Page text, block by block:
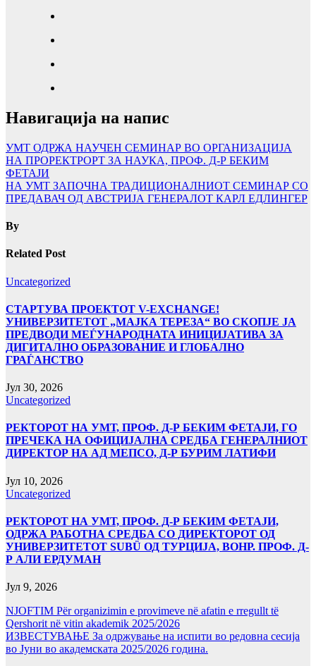
Навигација на напис
УМТ ОДРЖА НАУЧЕН СЕМИНАР ВО ОРГАНИЗАЦИЈА
НА ПРОРЕКТРОРТ ЗА НАУКА, ПРОФ. Д-Р БЕКИМ
ФЕТАЈИ
НА УМТ ЗАПОЧНА ТРАДИЦИОНАЛНИОТ СЕМИНАР СО
ПРЕДАВАЧ ОД АВСТРИЈА ГЕНЕРАЛОТ КАРЛ ЕДЛИНГЕР
By
Related Post
Uncategorized
СТАРТУВА ПРОЕКТОТ V-EXCHANGE!
УНИВЕРЗИТЕТОТ „МАЈКА ТЕРЕЗА“ ВО СКОПЈЕ ЈА
ПРЕДВОДИ МЕЃУНАРОДНАТА ИНИЦИЈАТИВА ЗА
ДИГИТАЛНО ОБРАЗОВАНИЕ И ГЛОБАЛНО
ГРАЃАНСТВО
Јул 30, 2026
Uncategorized
РЕКТОРОТ НА УМТ, ПРОФ. Д-Р БЕКИМ ФЕТАЈИ, ГО
ПРЕЧЕКА НА ОФИЦИЈАЛНА СРЕДБА ГЕНЕРАЛНИОТ
ДИРЕКТОР НА АД МЕПСО, Д-Р БУРИМ ЛАТИФИ
Јул 10, 2026
Uncategorized
РЕКТОРОТ НА УМТ, ПРОФ. Д-Р БЕКИМ ФЕТАЈИ,
ОДРЖА РАБОТНА СРЕДБА СО ДИРЕКТОРОТ ОД
УНИВЕРЗИТЕТОТ SUBÜ ОД ТУРЦИЈА, ВОНР. ПРОФ. Д-
Р АЛИ ЕРДУМАН
Јул 9, 2026
NJOFTIM Për organizimin e provimeve në afatin e rregullt të
Qershorit në vitin akademik 2025/2026
ИЗВЕСТУВАЊЕ За одржување на испити во редовна сесија
во Јуни во академската 2025/2026 година.